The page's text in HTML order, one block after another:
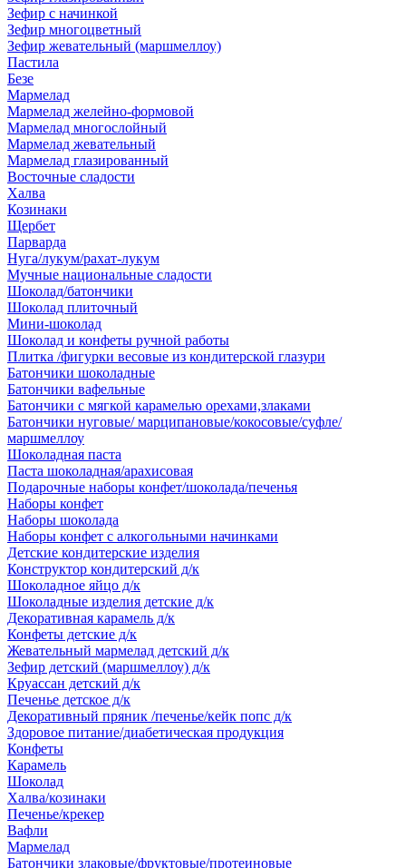
Зефир с начинкой
Зефир многоцветный
Зефир жевательный (маршмеллоу)
Пастила
Безе
Мармелад
Мармелад желейно-формовой
Мармелад многослойный
Мармелад жевательный
Мармелад глазированный
Восточные сладости
Халва
Козинаки
Щербет
Парварда
Нуга/лукум/рахат-лукум
Мучные национальные сладости
Шоколад/батончики
Шоколад плиточный
Мини-шоколад
Шоколад и конфеты ручной работы
Плитка /фигурки весовые из кондитерской глазури
Батончики шоколадные
Батончики вафельные
Батончики с мягкой карамелью орехами,злаками
Батончики нуговые/ марципановые/кокосовые/суфле/
маршмеллоу
Шоколадная паста
Паста шоколадная/арахисовая
Подарочные наборы конфет/шоколада/печенья
Наборы конфет
Наборы шоколада
Наборы конфет с алкогольными начинками
Детские кондитерские изделия
Конструктор кондитерский д/к
Шоколадное яйцо д/к
Шоколадные изделия детские д/к
Декоративная карамель д/к
Конфеты детские д/к
Жевательный мармелад детский д/к
Зефир детский (маршмеллоу) д/к
Круассан детский д/к
Печенье детское д/к
Декоративный пряник /печенье/кейк попс д/к
Здоровое питание/диабетическая продукция
Конфеты
Карамель
Шоколад
Халва/козинаки
Печенье/крекер
Вафли
Мармелад
Батончики злаковые/фруктовые/протеиновые